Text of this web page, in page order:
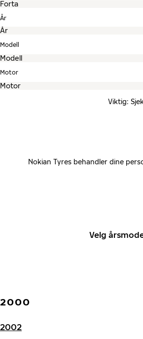
År
Modell
Motor
Viktig:
Nokian Tyres behandler dine
Velg
2000
2002